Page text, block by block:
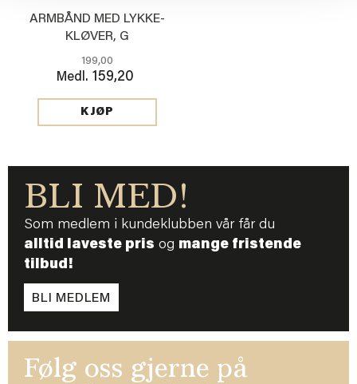
ARMBÅND MED LYKKE-
KLØVER, G
199,00
Medl. 159,20
KJØP
BLI MED!
Som medlem i kundeklubben vår får du
alltid laveste pris og mange fristende
tilbud!
BLI MEDLEM
Følg oss gjerne på